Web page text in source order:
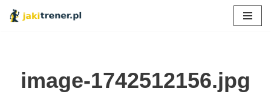
image-1742512156.jpg